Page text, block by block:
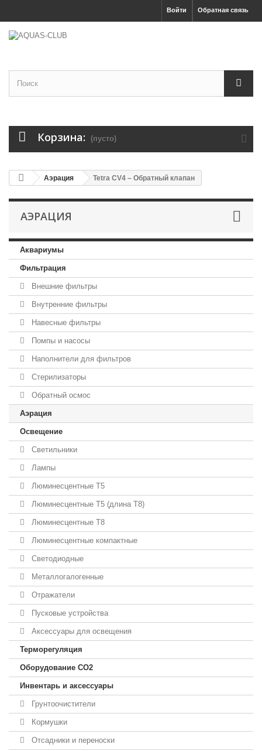
Обратная связь
Войти
Корзина: (пусто)
Аэрация Tetra CV4 – Обратный клапан
АЭРАЦИЯ
Аквариумы
Фильтрация
Внешние фильтры
Внутренние фильтры
Навесные фильтры
Помпы и насосы
Наполнители для фильтров
Стерилизаторы
Обратный осмос
Аэрация
Освещение
Светильники
Лампы
Люминесцентные T5
Люминесцентные T5 (длина T8)
Люминесцентные T8
Люминесцентные компактные
Светодиодные
Металлогалогенные
Отражатели
Пусковые устройства
Аксессуары для освещения
Терморегуляция
Оборудование CO2
Инвентарь и аксессуары
Грунтоочистители
Кормушки
Отсадники и переноски